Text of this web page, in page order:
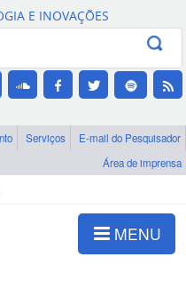
Canais
E INOVAÇÕES
Serviços
E-mail do Pesquisador
Área de imprensa
MENU